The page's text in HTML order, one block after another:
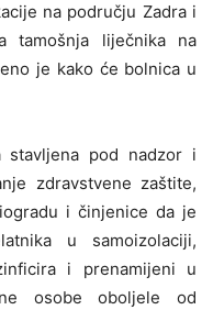
na području Zadra i
tamošnja liječnika na
je kako će bolnica u
stavljena pod nadzor i
zdravstvene zaštite,
i činjenice da je
u samoizolaciji,
i prenamijeni u
osobe oboljele od